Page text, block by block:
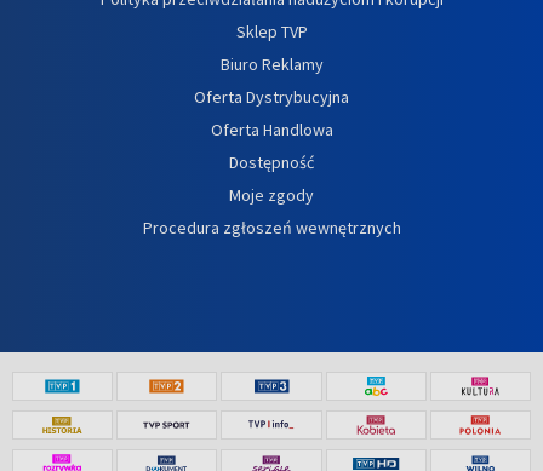
Sklep TVP
Biuro Reklamy
Oferta Dystrybucyjna
Oferta Handlowa
Dostępność
Moje zgody
Procedura zgłoszeń wewnętrznych